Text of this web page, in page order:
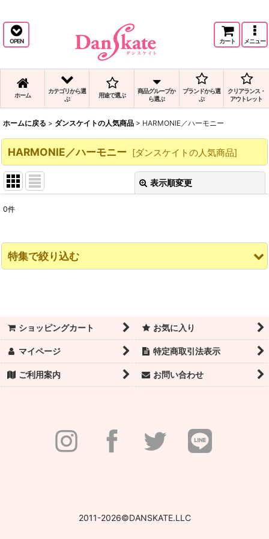
OPEN カート メニュー
ホーム
カテゴリから選
ぶ
用途で選ぶ
商品グループか
ら選ぶ
ブランドから選
ぶ
クリアランス・
アウトレット
ホームに戻る > ダンスケイトの人気商品 > HARMONIE／ハーモニー
HARMONIE／ハーモニー [ダンスケイトの人気商品]
表示順変更
並び順 :
0件
特集で絞り込む
バレエシューズ
トウパッド・リボン・ゴム・トウシューズ付属品
レオタード／チャイルド
ショッピングカート お気に入り
マイページ 特定商取引法表示
ご利用案内 お問い合わせ
2011-2026©DANSKATE.LLC